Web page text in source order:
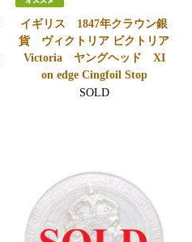
イギリス 1847年クラウン銀
貨 ヴィクトリア ビクトリア
Victoria ヤングヘッド XI
on edge Cingfoil Stop
SOLD